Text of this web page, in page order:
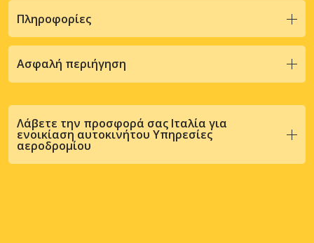
Πληροφορίες
Ασφαλή περιήγηση
Λάβετε την προσφορά σας Ιταλία για
ενοικίαση αυτοκινήτου Υπηρεσίες
αεροδρομίου